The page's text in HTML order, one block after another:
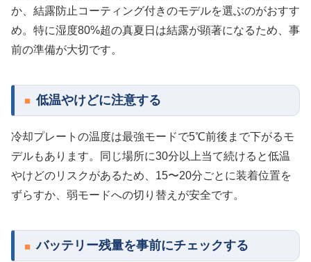
か、結露防止コーティング付きのモデルを選ぶのがおすす
め。特に湿度80%超の真夏日は結露が顕著になるため、事
前の準備が大切です。
低温やけどに注意する
冷却プレートの温度は最強モードで5℃前後まで下がるモ
デルもあります。同じ場所に30分以上当て続けると低温
やけどのリスクがあるため、15〜20分ごとに装着位置を
ずらすか、弱モードへの切り替えが安全です。
バッテリー残量を事前にチェックする